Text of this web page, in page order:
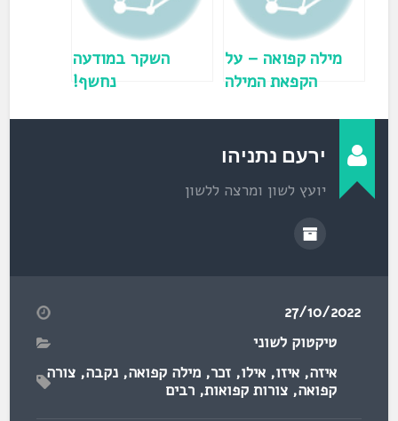
ד
ש
)
מילה קפואה – על
הקפאת המילה
השקר במודעה
נחשף!
ירעם נתניהו
יועץ לשון ומרצה ללשון
27/10/2022
טיקטוק לשוני
איזה,איזו,אילו,זכר,מילה קפואה,נקבה,צורה
קפואה,צורות קפואות,רבים